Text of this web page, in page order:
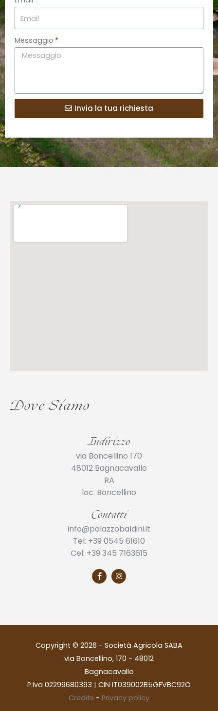
Messaggio
Invia la tua richiesta
Dove Siamo
Indirizzo
via Boncellino 170
48012 Bagnacavallo
RA
loc. Boncellino
Contatti
info@palazzobaldini.it
Tel: +39 0545 61610
Cel: +39 345 7163615
Copyright © 2026 - Società Agricola SABA
via Boncellino, 170 - 48012
Bagnacavallo
P.Iva 02299680393 | CIN IT039002B5GFVBC92O
Credits - Privacy policy